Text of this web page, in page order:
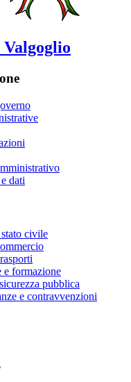
dati
civile
e formazione
pubblica
e contravvenzioni